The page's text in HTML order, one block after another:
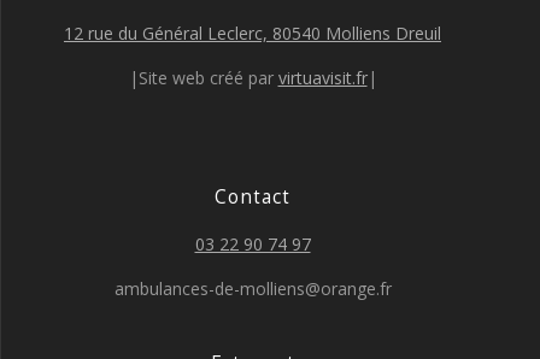
12 rue du Général Leclerc, 80540 Molliens Dreuil
|Site web créé par virtuavisit.fr|
Contact
03 22 90 74 97
ambulances-de-molliens@orange.fr